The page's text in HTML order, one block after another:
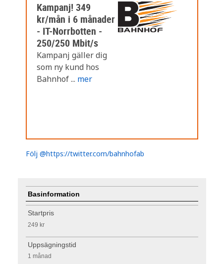
Kampanj! 349
kr/mån i 6 månader
- IT-Norrbotten -
250/250 Mbit/s
Kampanj gäller dig
som ny kund hos
Bahnhof ... mer
Följ @https://twitter.com/bahnhofab
Basinformation
Startpris
249 kr
Uppsägningstid
1 månad